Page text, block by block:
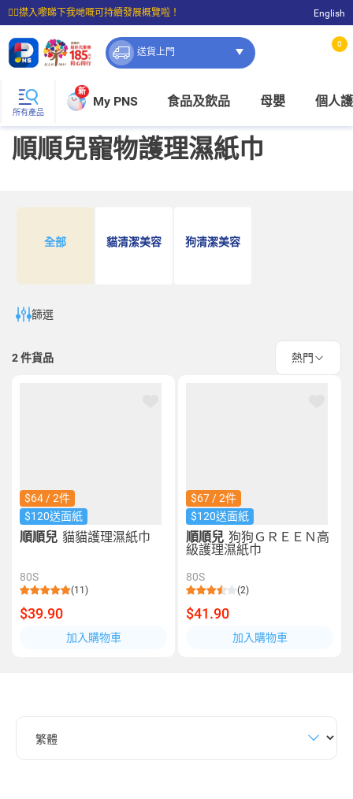
☝🏼㩒入嚟睇下我哋嘅可持續發展概覽啦！
⭐購物滿$399即享免費送貨；滿$100即可免費店取。
English
送貨上門
0
所有產品
新
My PNS 食品及飲品 母嬰 個人
順順兒寵物護理濕紙巾
全部 貓清潔美容 狗清潔美容
篩選
2件貨品 熱門
$64 / 2件
$120送面紙
順順兒 貓貓護理濕紙巾
80S
(11)
$39.90
加入購物車
$67 / 2件
$120送面紙
順順兒 狗狗ＧＲＥＥＮ高
級護理濕紙巾
80S
(2)
$41.90
加入購物車